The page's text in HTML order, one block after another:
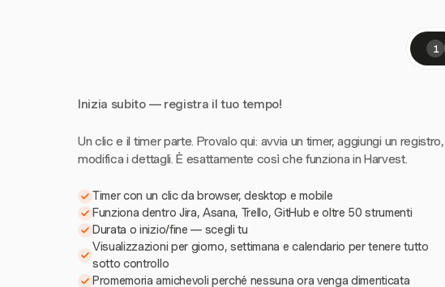
1
Inizia subito — registra il tuo tempo!
Un clic e il timer parte. Provalo qui: avvia un timer, aggiungi un registro,
modifica i dettagli. È esattamente così che funziona in Harvest.
Timer con un clic da browser, desktop e mobile
Funziona dentro Jira, Asana, Trello, GitHub e oltre 50 strumenti
Durata o inizio/fine — scegli tu
Visualizzazioni per giorno, settimana e calendario per tenere tutto
sotto controllo
Promemoria amichevoli perché nessuna ora venga dimenticata